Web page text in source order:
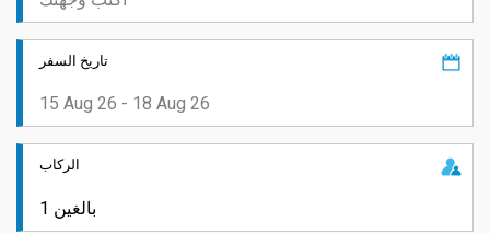
تاريخ السفر
الركاب